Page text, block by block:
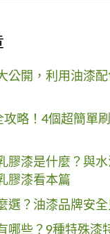
公開，利用油漆
攻略！4個超簡單
膠漆是什麼？與
膠漆看本篇
選？油漆品牌安
哪些？9種特殊漆